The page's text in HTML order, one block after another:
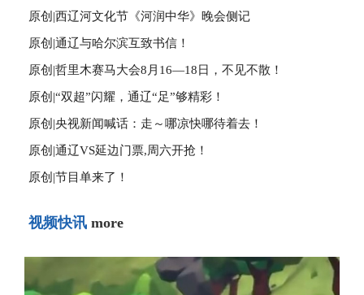
原创|西辽河文化节《河润中华》晚会侧记
原创|通辽与哈尔滨互致书信！
原创|哲里木赛马大会8月16—18日，不见不散！
原创|“双超”闪耀，通辽“足”够精彩！
原创|央视新闻喊话：走～哪凉快哪待着去！
原创|通辽VS延边门票,周六开抢！
原创|节目单来了！
视频快讯 more